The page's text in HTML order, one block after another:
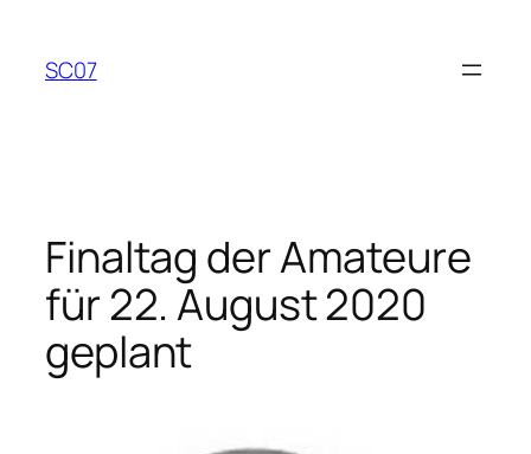
springen
SC07
Finaltag der Amateure
für 22. August 2020
geplant